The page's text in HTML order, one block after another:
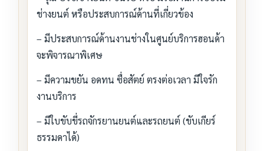
ช่างยนต์ หรือประสบการณ์ด้านที่เกี่ยวข้อง
– มีประสบการณ์ด้านงานช่างในศูนย์บริการฮอนด้า
จะพิจารณาพิเศษ
– มีความขยัน อดทน ซื่อสัตย์ ตรงต่อเวลา มีใจรัก
งานบริการ
– มีใบขับขี่รถจักรยานยนต์และรถยนต์ (ขับเกียร์
ธรรมดาได้)